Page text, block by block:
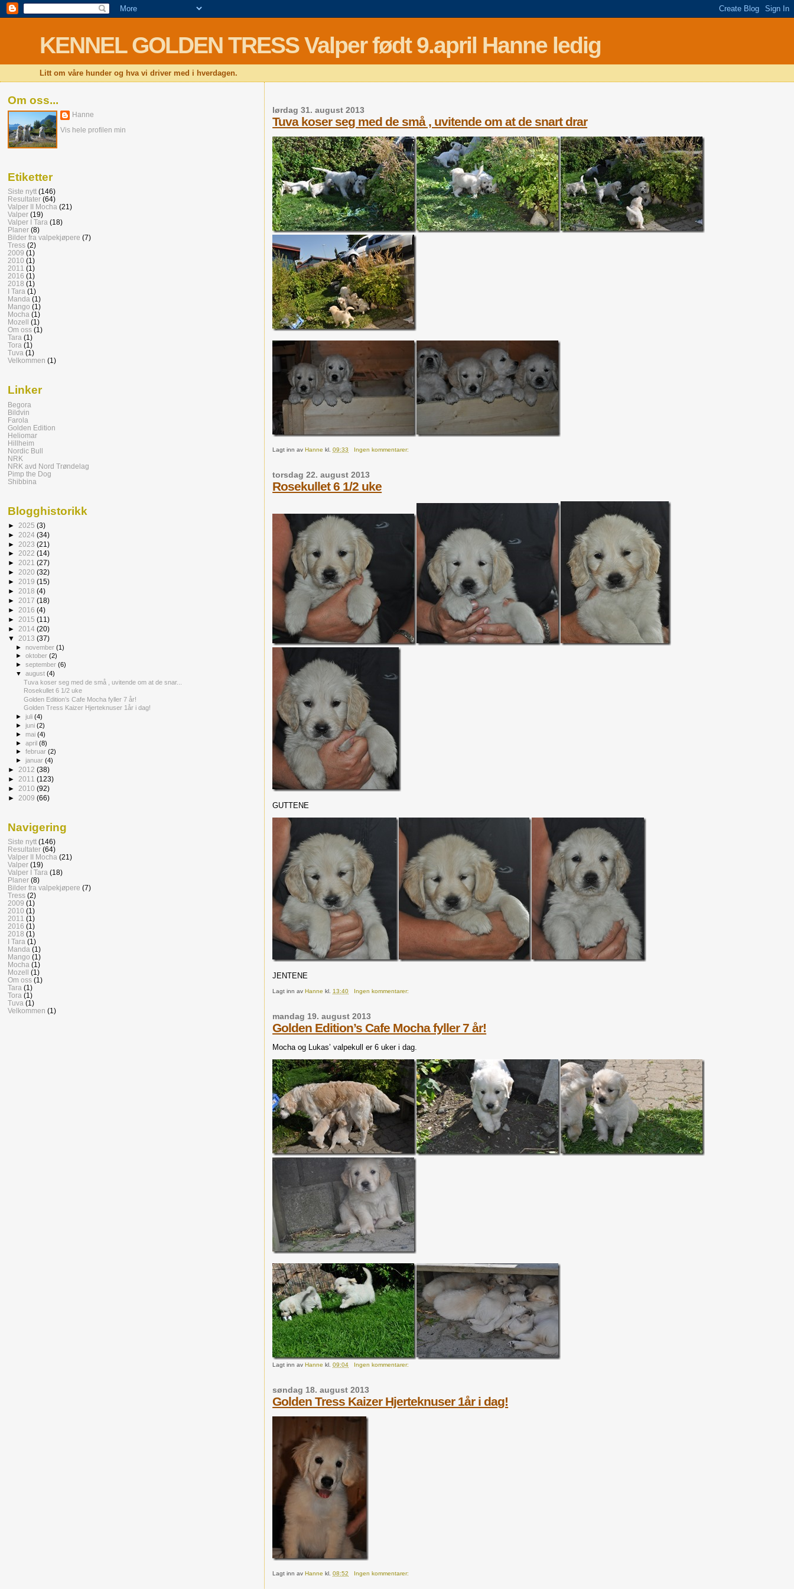
KENNEL GOLDEN TRESS Valper født 9.april Hanne ledig
Litt om våre hunder og hva vi driver med i hverdagen.
lørdag 31. august 2013
Tuva koser seg med de små , uvitende om at de snart drar
Lagt inn avHanne kl.09:33 Ingen kommentarer:
torsdag 22. august 2013
Rosekullet 6 1/2 uke
GUTTENE
JENTENE
Lagt inn avHanne kl. 13:40 Ingen kommentarer:
mandag 19. august 2013
Golden Edition’s Cafe Mocha fyller 7 år!
Mocha og Lukas’ valpekull er 6 uker i dag.
Lagt inn avHanne kl.09:04 Ingen kommentarer:
søndag 18. august 2013
Golden Tress Kaizer Hjerteknuser 1år i dag!
Lagt inn avHanne kl.08:52 Ingen kommentarer:
Om oss...
Hanne
Vis hele profilen min
Etiketter
Siste nytt (146)
Resultater (64)
Valper II Mocha (21)
Valper (19)
Valper I Tara (18)
Planer (8)
Bilder fra valpekjøpere (7)
Tress (2)
2009 (1)
2010 (1)
2011 (1)
2016 (1)
2018 (1)
I Tara (1)
Manda (1)
Mango (1)
Mocha (1)
Mozell
(1)
Om oss (1)
Tara (1)
Tora (1)
Tuva (1)
Velkommen (1)
Linker
Begora
Bildvin
Farola
Golden Edition
Heliomar
Hillheim
Nordic Bull
NRK
NRK avd Nord Trøndelag
Pimp the Dog
Shibbina
Blogghistorikk
► 2025 (3)
► 2024 (34)
► 2023 (21)
► 2022 (14)
► 2021 (27)
► 2020 (32)
► 2019 (15)
► 2018 (4)
► 2017 (18)
► 2016 (4)
► 2015 (11)
► 2014 (20)
▼ 2013 (37)
► november(1)
►oktober(2)
►september(6)
▼august(4)
Tuva koser seg med de små , uvitende om at de snar...
Rosekullet 6 1/2 uke
Golden Edition’s Cafe Mocha fyller 7 år!
Golden Tress Kaizer Hjerteknuser 1år i dag!
►juli(4)
►juni(2)
► mai(4)
►april(8)
►februar(2)
►januar(4)
► 2012 (38)
► 2011 (123)
► 2010 (92)
► 2009 (66)
Navigering
Siste nytt (146)
Resultater (64)
Valper II Mocha (21)
Valper (19)
Valper I Tara (18)
Planer (8)
Bilder fra valpekjøpere (7)
Tress (2)
2009 (1)
2010 (1)
2011 (1)
2016 (1)
2018 (1)
I Tara (1)
Manda (1)
Mango (1)
Mocha (1)
Mozell (1)
Om oss (1)
Tara (1)
Tora (1)
Tuva (1)
Velkommen (1)